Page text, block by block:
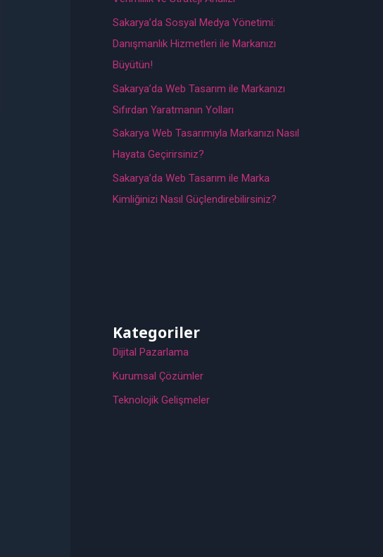
Sakarya’da Sosyal Medya Yönetimi:
Danışmanlık Hizmetleri ile Markanızı
Büyütün!
Sakarya’da Web Tasarım ile Markanızı
Sıfırdan Yaratmanın Yolları
Sakarya Web Tasarımıyla Markanızı Nasıl
Hayata Geçirirsiniz?
Sakarya’da Web Tasarım ile Marka
Kimliğinizi Nasıl Güçlendirebilirsiniz?
Kategoriler
Dijital Pazarlama
Kurumsal Çözümler
Teknolojik Gelişmeler